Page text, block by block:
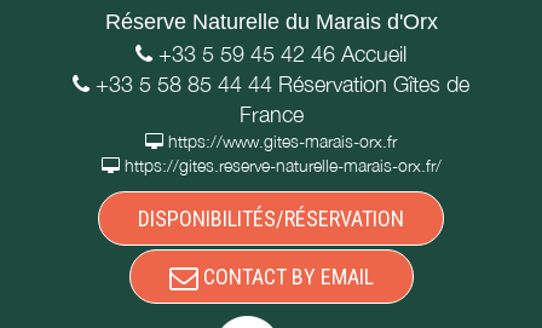
Réserve Naturelle du Marais d'Orx
+33 5 59 45 42 46 Accueil
+33 5 58 85 44 44 Réservation Gîtes de
France
https://www.gites-marais-orx.fr
https://gites.reserve-naturelle-marais-orx.fr/
DISPONIBILITÉS/RÉSERVATION
CONTACT BY EMAIL